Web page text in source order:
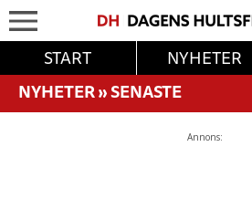
START NYHETER
NYHETER»SENASTE
Annons: